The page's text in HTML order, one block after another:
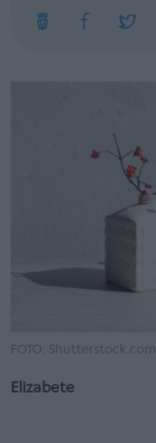
FOTO: Shutterstock.com
Elizabete